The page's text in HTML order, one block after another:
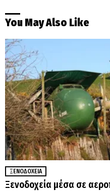
You May Also Like
ΞΕΝΟΔΟΧΕΊΑ
Ξενοδοχεία μέσα σε